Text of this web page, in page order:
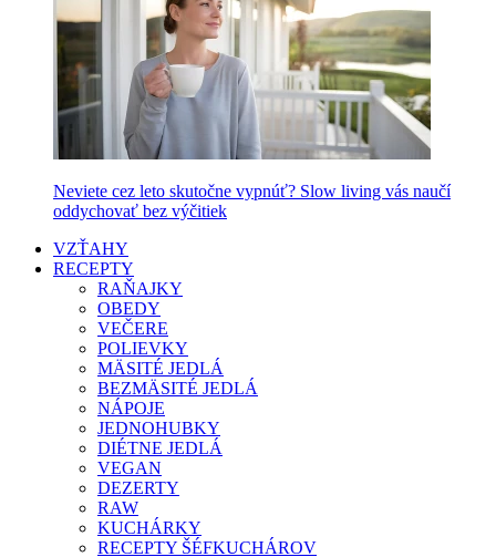
Neviete cez leto skutočne vypnúť? Slow living vás naučí
oddychovať bez výčitiek
VZŤAHY
RECEPTY
RAŇAJKY
OBEDY
VEČERE
POLIEVKY
MÄSITÉ JEDLÁ
BEZMÄSITÉ JEDLÁ
NÁPOJE
JEDNOHUBKY
DIÉTNE JEDLÁ
VEGAN
DEZERTY
RAW
KUCHÁRKY
RECEPTY ŠÉFKUCHÁROV